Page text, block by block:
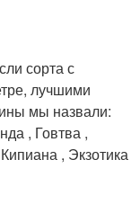
сорта с
лучшими
мы назвали:
, Говтва ,
, Экзотика